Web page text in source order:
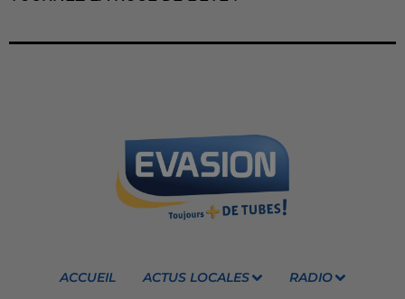
ACCUEIL ACTUS LOCALES RADIO